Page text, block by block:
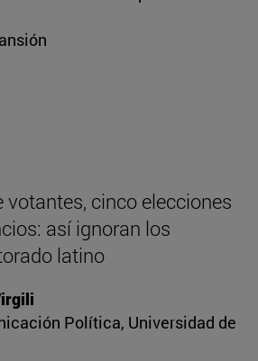
votantes, cinco elecciones
así ignoran los
latino
Política, Universidad de